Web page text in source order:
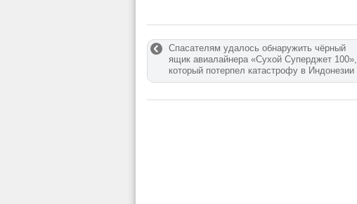
Спасателям удалось обнаружить чёрный
ящик авиалайнера «Сухой Суперджет 100»,
который потерпел катастрофу в Индонезии